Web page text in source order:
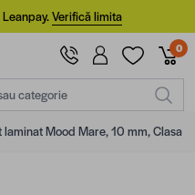
Verifică limita
0
categorie
laminat Mood Mare, 10 mm, Clasa